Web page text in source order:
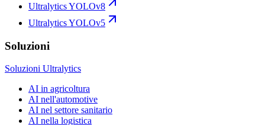
Ultralytics YOLOv8
Ultralytics YOLOv5
Soluzioni
Soluzioni Ultralytics
AI in agricoltura
AI nell'automotive
AI nel settore sanitario
AI nella logistica